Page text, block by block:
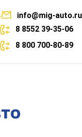
info@mig-auto.ru
8 8552 39-35-06
8 800 700-80-89